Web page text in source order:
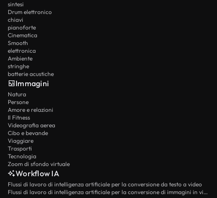
sintesi
Drum elettronico
chiavi
pianoforte
Cinematica
Smooth
elettronica
Ambiente
stringhe
batterie acustiche
Immagini
Natura
Persone
Amore e relazioni
Il Fitness
Videografia aerea
Cibo e bevande
Viaggiare
Trasporti
Tecnologia
Zoom di sfondo virtuale
Workflow IA
Flussi di lavoro di intelligenza artificiale per la conversione da testo a video
Flussi di lavoro di intelligenza artificiale per la conversione di immagini in video